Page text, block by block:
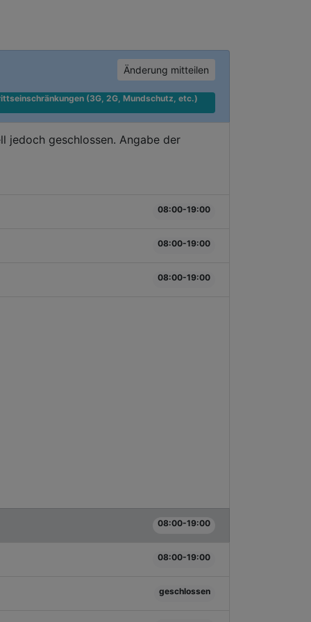
Änderung mitteilen
(3G, 2G, Mundschutz, etc.)
jedoch geschlossen. Angabe der
08:00-19:00
08:00-19:00
08:00-19:00
08:00-19:00
08:00-19:00
geschlossen